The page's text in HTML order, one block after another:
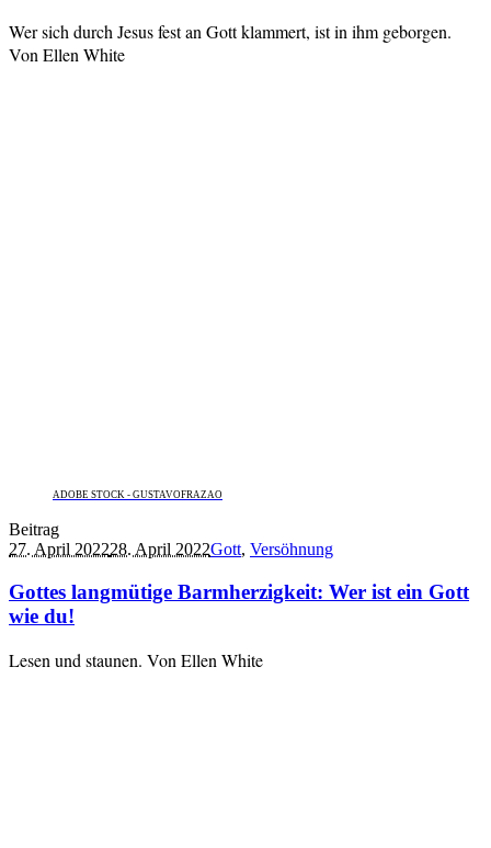
Wer sich durch Jesus fest an Gott klammert, ist in ihm geborgen.
Von Ellen White
ADOBE STOCK - GUSTAVOFRAZAO
Beitrag
27. April 202228. April 2022Gott, Versöhnung
Gottes langmütige Barmherzigkeit: Wer ist ein Gott
wie du!
Lesen und staunen. Von Ellen White